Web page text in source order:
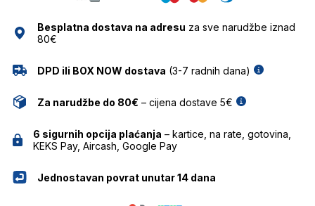
Besplatna dostava na adresu za sve narudžbe iznad
80€
DPD ili BOX NOW dostava (3-7 radnih dana)
Za narudžbe do 80€ – cijena dostave 5€
6 sigurnih opcija plaćanja – kartice, na rate, gotovina,
KEKS Pay, Aircash, Google Pay
Jednostavan povrat unutar 14 dana